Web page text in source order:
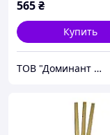
565₴
Купить
ТОВ "Доминант - Вуд"